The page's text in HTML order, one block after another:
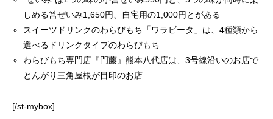
しめる筥ぜいみ1,650円、自宅用の1,000円とがある
スイーツドリンクのわらびもち「ワラビータ」は、4種類から
選べるドリンクタイプのわらびもち
わらびもち専門店『門藤』熊本八代店は、3号線沿いのお店で
とんがり三角屋根が目印のお店
[/st-mybox]